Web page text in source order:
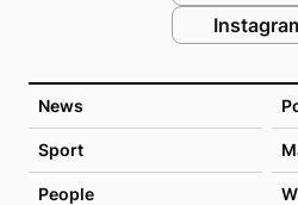
News
Sport
People